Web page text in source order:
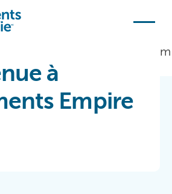
à
Empire